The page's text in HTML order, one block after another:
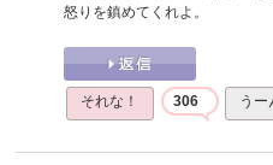
怒りを鎮めてくれよ。
それな！ 306 うー